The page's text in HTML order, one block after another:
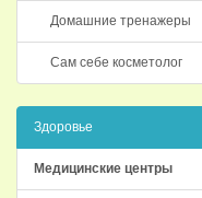
Домашние тренажеры
Сам себе косметолог
Здоровье
Медицинские центры